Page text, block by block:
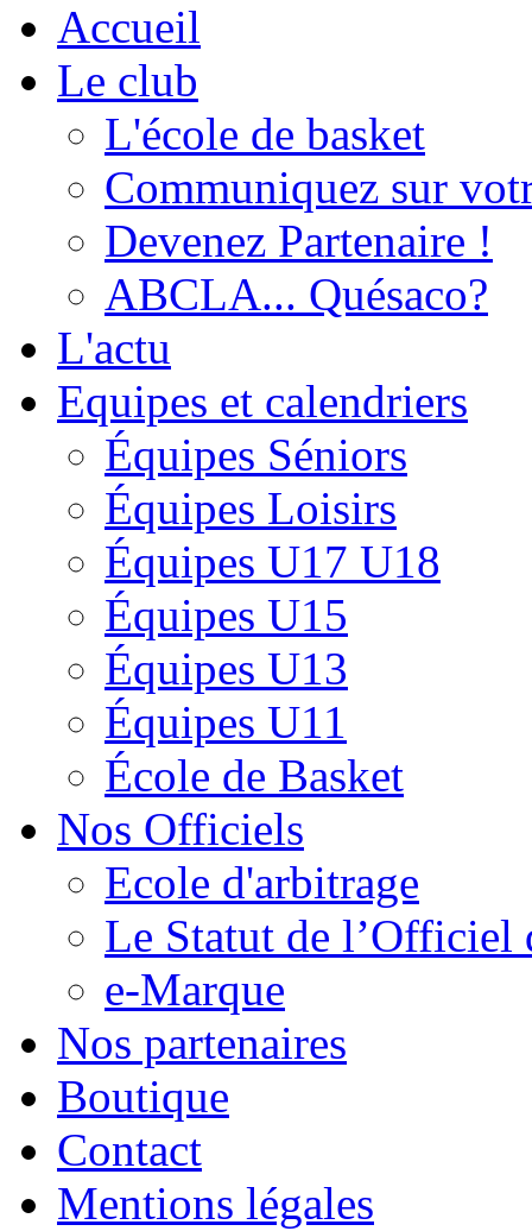
Accueil
Le club
L'école de basket
Communiquez sur
Devenez Partenaire !
ABCLA... Quésaco?
L'actu
Equipes et calendriers
Équipes Séniors
Équipes Loisirs
Équipes U17 U18
Équipes U15
Équipes U13
Équipes U11
École de Basket
Nos Officiels
Ecole d'arbitrage
Le Statut de l’Officiel
e-Marque
Nos partenaires
Boutique
Contact
Mentions légales